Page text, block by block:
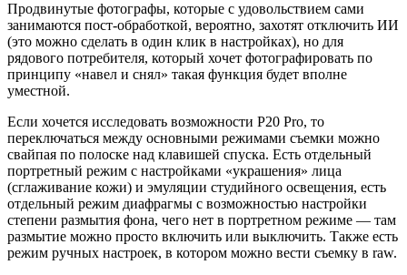
Продвинутые фотографы, которые с удовольствием сами
занимаются пост-обработкой, вероятно, захотят отключить ИИ
(это можно сделать в один клик в настройках), но для
рядового потребителя, который хочет фотографировать по
принципу «навел и снял» такая функция будет вполне
уместной.
Если хочется исследовать возможности P20 Pro, то
переключаться между основными режимами съемки можно
свайпая по полоске над клавишей спуска. Есть отдельный
портретный режим с настройками «украшения» лица
(сглаживание кожи) и эмуляции студийного освещения, есть
отдельный режим диафрагмы с возможностью настройки
степени размытия фона, чего нет в портретном режиме — там
размытие можно просто включить или выключить. Также есть
режим ручных настроек, в котором можно вести съемку в raw.